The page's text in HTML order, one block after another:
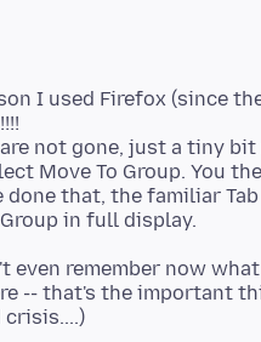
I used Firefox (since
not gone, just a tiny
Move To Group. You
done that, the familiar
even remember now
-- that's the important